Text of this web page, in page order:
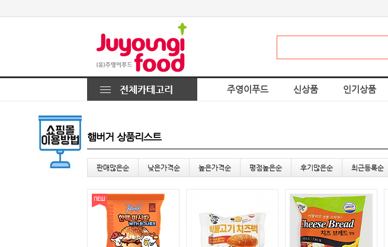
주영이푸드 신상품 인기상품
햄버거 상품리스트
판매많은순 낮은가격순 높은가격순 평점높은순 후기많은순 최근등록순